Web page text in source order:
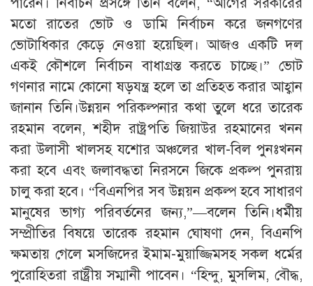
মতো রাতের ভোট ও ডামি নির্বাচন করে জনগণের
ভোটাধিকার কেড়ে নেওয়া হয়েছিল। আজও একটি দল
একই কৌশলে নির্বাচন বাধাগ্রস্ত করতে চাচ্ছে।” ভোট
গণনার নামে কোনো ষড়যন্ত্র হলে তা প্রতিহত করার আহ্বান
জানান তিনি।উন্নয়ন পরিকল্পনার কথা তুলে ধরে তারেক
রহমান বলেন, শহীদ রাষ্ট্রপতি জিয়াউর রহমানের খনন
করা উলাসী খালসহ যশোর অঞ্চলের খাল-বিল পুনঃখনন
করা হবে এবং জলাবদ্ধতা নিরসনে জিকে প্রকল্প পুনরায়
চালু করা হবে। “বিএনপির সব উন্নয়ন প্রকল্প হবে সাধারণ
মানুষের ভাগ্য পরিবর্তনের জন্য,”—বলেন তিনি।ধর্মীয়
সম্প্রীতির বিষয়ে তারেক রহমান ঘোষণা দেন, বিএনপি
ক্ষমতায় গেলে মসজিদের ইমাম-মুয়াজ্জিমসহ সকল ধর্মের
পুরোহিতরা রাষ্ট্রীয় সম্মানী পাবেন। “হিন্দু, মুসলিম, বৌদ্ধ,